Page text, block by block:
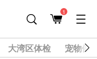
1
大湾区体检 宠物健